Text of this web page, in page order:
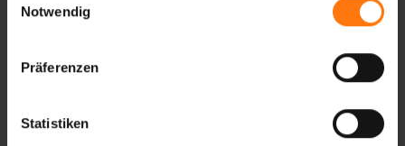
Notwendig
Präferenzen
Statistiken
Trails
Mountainbike
Bikepark